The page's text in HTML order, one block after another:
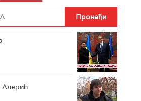
РТС КЛАСИКА
Алерић